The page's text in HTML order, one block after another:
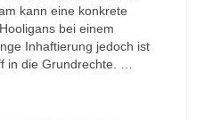
kann eine konkrete
bei einem
Inhaftierung jedoch ist
in die Grundrechte. …